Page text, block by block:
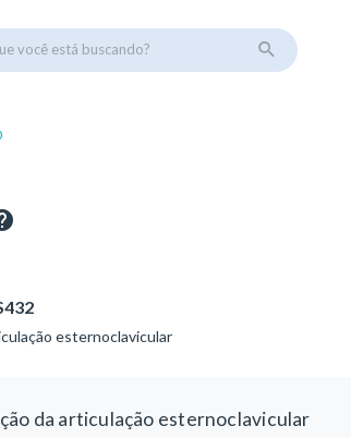
você está buscando?
esternoclavicular
da articulação esternoclavicular